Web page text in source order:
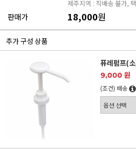
제주지역 : 직배송 불가,
판매가 18,000원
추가 구성 상품
퓨레펌프(
9,000 원
(조건) 배송